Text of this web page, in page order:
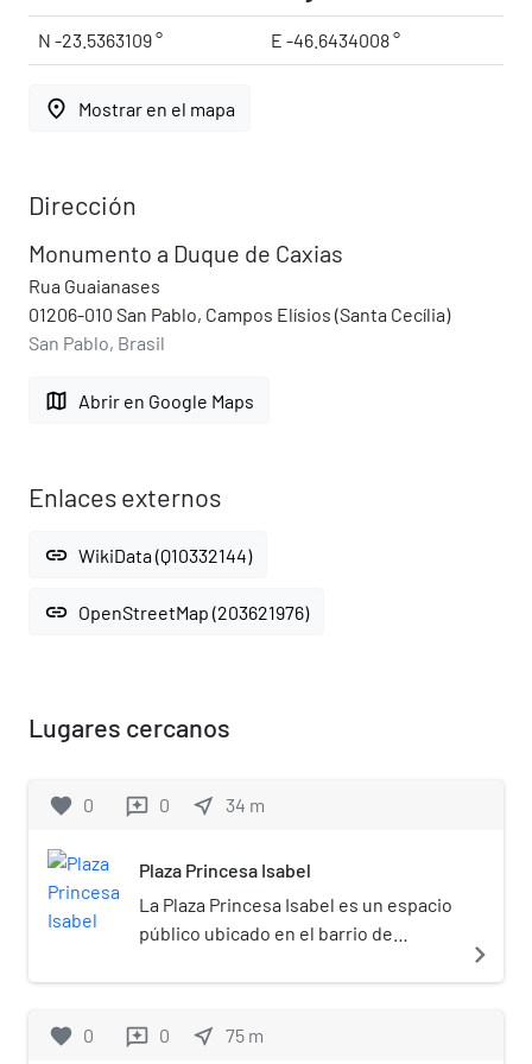
N -23.5363109 ° E -46.6434008 °
place Mostrar en el mapa
Dirección
Monumento a Duque de Caxias
Rua Guaianases
01206-010 San Pablo, Campos Elísios (Santa Cecília)
San Pablo, Brasil
map Abrir en Google Maps
Enlaces externos
link WikiData (Q10332144)
link OpenStreetMap (203621976)
Lugares cercanos
favorite 0 reviews 0 near_me 34 m
Plaza Princesa Isabel
La Plaza Princesa Isabel es un espacio
público ubicado en el barrio de
la ciudad de São Paulo, Brasil. La
Branco y Duque de Caxias y por las
navigate_next
favorite 0 reviews 0 near_me 75 m